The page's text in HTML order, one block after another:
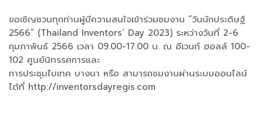
ขอเชิญชวนทุกท่านผู้มีความสนใจเข้าร่วมชมงาน “วันนักประดิษฐ์
2566” (Thailand Inventors’ Day 2023) ระหว่างวันที่ 2-6
กุมภาพันธ์ 2566 เวลา 09.00-17.00 น. ณ อีเวนท์ ฮอลล์ 100-
102 ศูนย์นิทรรศการและ
การประชุมไบเทค บางนา หรือ สามารถชมงานผ่านระบบออนไลน์
ได้ที่ http://inventorsdayregis.com